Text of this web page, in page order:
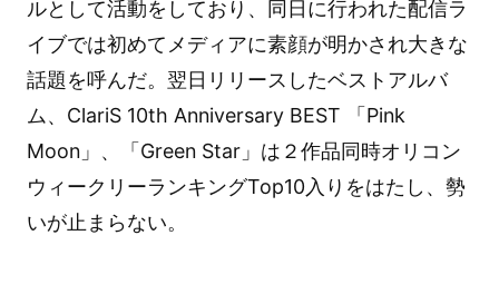
ルとして活動をしており、同日に行われた配信ラ
イブでは初めてメディアに素顔が明かされ大きな
話題を呼んだ。翌日リリースしたベストアルバ
ム、ClariS 10th Anniversary BEST 「Pink
Moon」、「Green Star」は２作品同時オリコン
ウィークリーランキングTop10入りをはたし、勢
いが止まらない。